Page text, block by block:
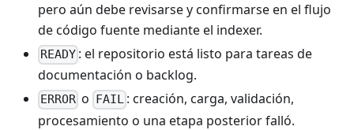
pero aún debe revisarse y confirmarse en el flujo
de código fuente mediante el indexer.
READY : el repositorio está listo para tareas de
documentación o backlog.
ERROR o FAIL: creación, carga, validación,
procesamiento o una etapa posterior falló.